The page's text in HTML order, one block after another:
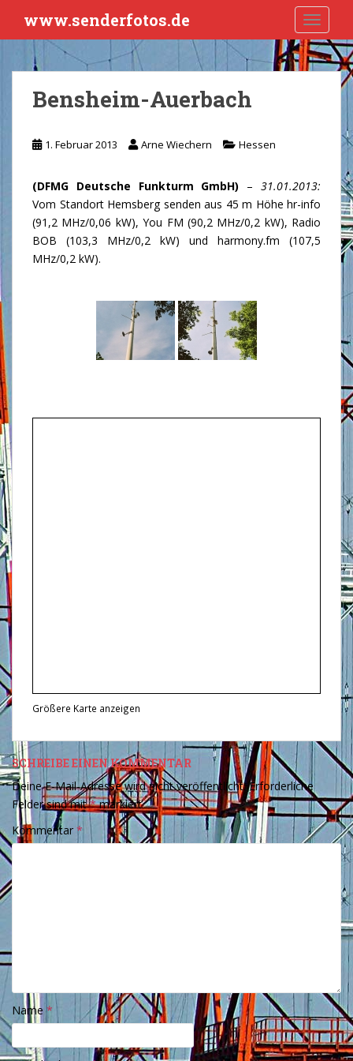
i
t
www.senderfotos.de
Bensheim-Auerbach
1. Februar 2013 Arne Wiechern Hessen
(DFMG Deutsche Funkturm GmbH) –31.01.2013:
Vom Standort Hemsberg senden aus 45 m Höhe hr-info
(91,2 MHz/0,06 kW), You FM (90,2 MHz/0,2 kW), Radio
BOB (103,3 MHz/0,2 kW) und harmony.fm (107,5
MHz/0,2 kW).
Größere Karte anzeigen
SCHREIBE EINEN KOMMENTAR
Deine E-Mail-Adresse wird nicht veröffentlicht. Erforderliche
Felder sind mit*markiert
Kommentar *
Name *